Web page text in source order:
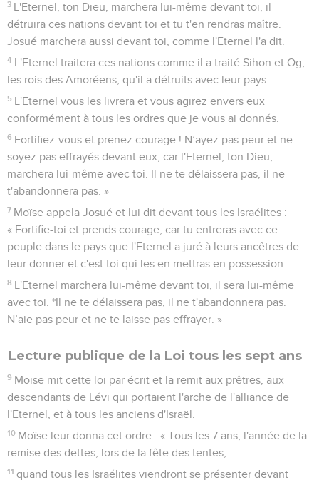
3 L'Eternel, ton Dieu, marchera lui-même devant toi, il
détruira ces nations devant toi et tu t'en rendras maître.
Josué marchera aussi devant toi, comme l'Eternel l'a dit.
4 L'Eternel traitera ces nations comme il a traité Sihon et Og,
les rois des Amoréens, qu'il a détruits avec leur pays.
5 L'Eternel vous les livrera et vous agirez envers eux
conformément à tous les ordres que je vous ai donnés.
6 Fortifiez-vous et prenez courage ! N’ayez pas peur et ne
soyez pas effrayés devant eux, car l'Eternel, ton Dieu,
marchera lui-même avec toi. Il ne te délaissera pas, il ne
t'abandonnera pas. »
7 Moïse appela Josué et lui dit devant tous les Israélites :
« Fortifie-toi et prends courage, car tu entreras avec ce
peuple dans le pays que l'Eternel a juré à leurs ancêtres de
leur donner et c'est toi qui les en mettras en possession.
8 L'Eternel marchera lui-même devant toi, il sera lui-même
avec toi. *Il ne te délaissera pas, il ne t'abandonnera pas.
N’aie pas peur et ne te laisse pas effrayer. »
Lecture publique de la Loi tous les sept ans
9 Moïse mit cette loi par écrit et la remit aux prêtres, aux
descendants de Lévi qui portaient l'arche de l'alliance de
l'Eternel, et à tous les anciens d'Israël.
10 Moïse leur donna cet ordre : « Tous les 7 ans, l'année de la
remise des dettes, lors de la fête des tentes,
11 quand tous les Israélites viendront se présenter devant